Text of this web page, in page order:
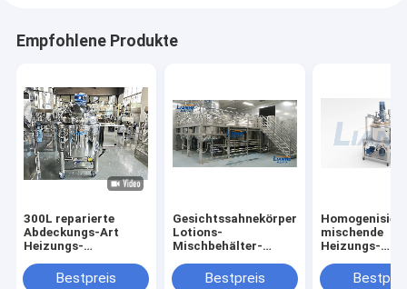
Empfohlene Produkte
300L reparierte
Abdeckungs-Art
Heizungs-
bewegliche Knopf-
Bestpreis
Gesichtssahnekörper-
Lotions-
Mischbehälter-
reinigendeBestpreis
mischende
Heizungs-
des